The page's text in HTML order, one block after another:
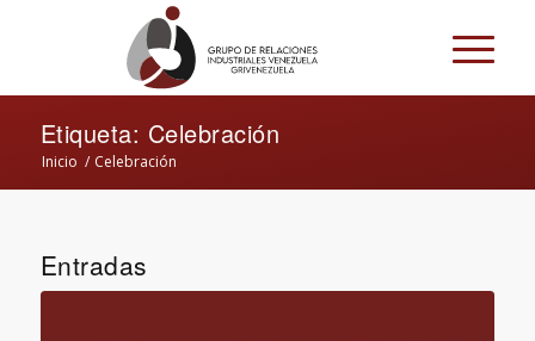
Etiqueta: Celebración
Inicio / Celebración
Entradas